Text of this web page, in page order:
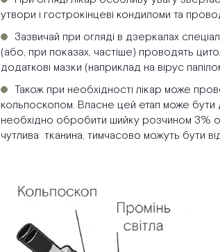
утвори і гострокінцеві кондиломи та
Зазвичай при огляді в дзеркалах
(або, при показах, частіше) проводять
додаткові мазки (наприклад на вірус
Також при необхідності лікар може
кольпоскопом. Власне цей етап може
необхідно обробити шийку розчином 3%
чутлива тканина, тимчасово можуть бути